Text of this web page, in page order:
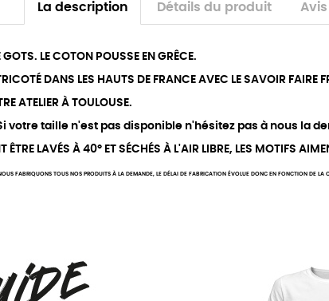
La description Détails du produit Avis
LE COTON POUSSE EN GRÊCE.
DANS LES HAUTS DE FRANCE AVEC LE SAVOIR FAIRE
ATELIER À TOULOUSE.
(Si votre taille n'est pas disponible n'hésitez pas à nous la
ÊTRE LAVÉS À 40° ET SÉCHÉS À L'AIR LIBRE, LES MOTIFS
FABRIQUONS TOUS NOS PRODUITS À LA DEMANDE, LE DÉLAI DE FABRICATION ÉVOLUE DONC EN FONCTION DE LA